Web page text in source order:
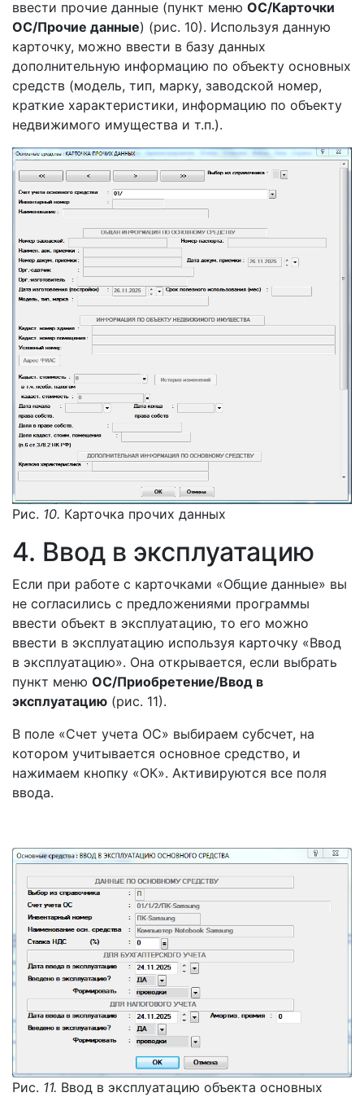
ввести прочие данные (пункт меню ОС/Карточки
ОС/Прочие данные) (рис. 10). Используя данную
карточку, можно ввести в базу данных
дополнительную информацию по объекту основных
средств (модель, тип, марку, заводской номер,
краткие характеристики, информацию по объекту
недвижимого имущества и т.п.).
Рис. 10. Карточка прочих данных
4. Ввод в эксплуатацию
Если при работе с карточками «Общие данные» вы
не согласились с предложениями программы
ввести объект в эксплуатацию, то его можно
ввести в эксплуатацию используя карточку «Ввод
в эксплуатацию». Она открывается, если выбрать
пункт меню ОС/Приобретение/Ввод в
эксплуатацию (рис. 11).
В поле «Счет учета ОС» выбираем субсчет, на
котором учитывается основное средство, и
нажимаем кнопку «ОК». Активируются все поля
ввода.
Рис. 11. Ввод в эксплуатацию объекта основных